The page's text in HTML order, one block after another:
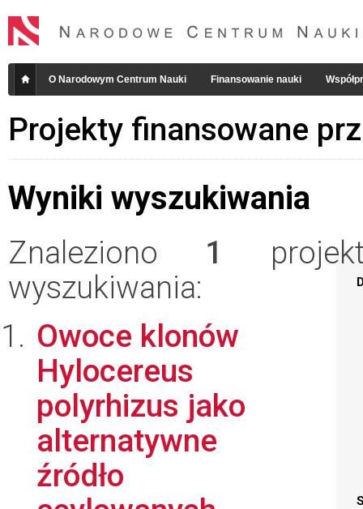
O Narodowym Centrum Nauki Finansowanie nauki
Projekty finansowane
Wyniki wyszukiwania
Znaleziono 1
wyszukiwania:
Owoce klonów
Hylocereus
polyrhizus jako
alternatywne
źródło